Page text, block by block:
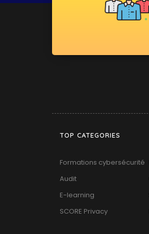
TOP CATEGORIES
Formations cybersécurité
Audit
E-learning
SCORE Privacy